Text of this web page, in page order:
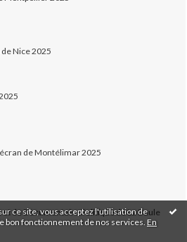
ce site, vous acceptez l'utilisation de
bon fonctionnement de nos services. En
Nice 2025
de Montélimar 2025
et du Documentaire Politique de La Baule